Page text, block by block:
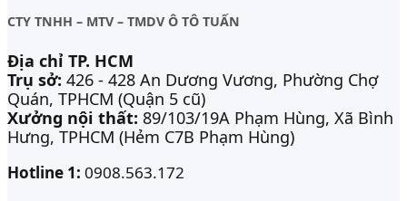
CTY TNHH – MTV – TMDV Ô TÔ TUẤN
Địa chỉ TP. HCM
Trụ sở: 426 - 428 An Dương Vương, Phường Chợ
Quán, TPHCM (Quận 5 cũ)
Xưởng nội thất: 89/103/19A Phạm Hùng, Xã Bình
Hưng, TPHCM (Hẻm C7B Phạm Hùng)
Hotline 1: 0908.563.172